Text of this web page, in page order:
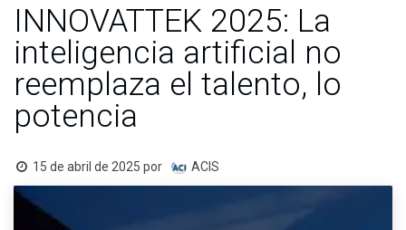
INNOVATTEK 2025: La
inteligencia artificial no
reemplaza el talento, lo
potencia
15 de abril de 2025 por ACIS